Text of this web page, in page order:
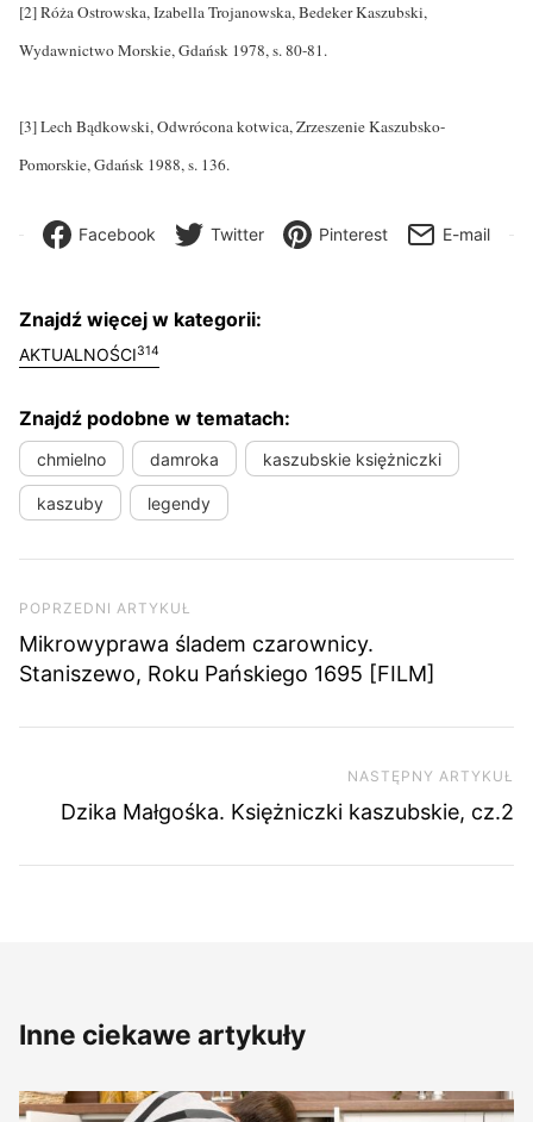
[2] Róża Ostrowska, Izabella Trojanowska, Bedeker Kaszubski,
Wydawnictwo Morskie, Gdańsk 1978, s. 80-81.
[3] Lech Bądkowski, Odwrócona kotwica, Zrzeszenie Kaszubsko-
Pomorskie, Gdańsk 1988, s. 136.
Facebook Twitter Pinterest E-mail
Znajdź więcej w kategorii:
AKTUALNOŚCI314
Znajdź podobne w tematach:
chmielno damroka kaszubskie księżniczki
kaszuby legendy
Poprzedni artykuł
POPRZEDNI ARTYKUŁ
Mikrowyprawa śladem czarownicy.
Staniszewo, Roku Pańskiego 1695 [FILM]
NASTĘPNY ARTYKUŁ
Dzika Małgośka. Księżniczki kaszubskie, cz.2
Inne ciekawe artykuły